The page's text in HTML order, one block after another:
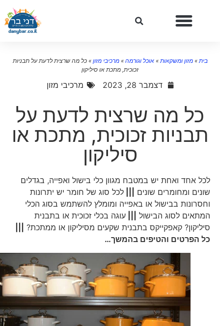
»מזון ומשקאות»אוכל וגורמה»מרכיבי מזון »כל מה שרצית לדעת על תבניות
זכוכית, מתכת או סיליקון
דצמבר 28, 2023 מרכיבי מזון
כל מה שרצית לדעת על
תבניות זכוכית, מתכת או
סיליקון
לכל אחד ואחת יש במטבח מגוון כלי בישול ואפייה, בגדלים
שונים ומחומרים שונים|||
לכל סוג של חומר יש יתרונות
וחסרונות בבישול או באפייה ומומלץ להשתמש בסוג הכלי
המתאים לסוג הבישול|||
עוגה בכלי זכוכית או בתבנית
סיליקון? קאפקייקס בתבנית שקעים מסיליקון או ממתכת?|||
כל הפרטים והטיפים בהמשך…